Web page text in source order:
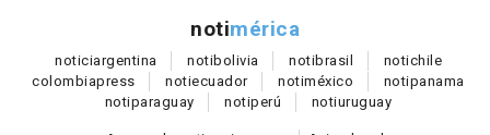
notimérica
noticiargentina notibolivia notibrasil notichile
colombiapress notiecuador notiméxico notipanama
notiparaguay notiperú notiuruguay